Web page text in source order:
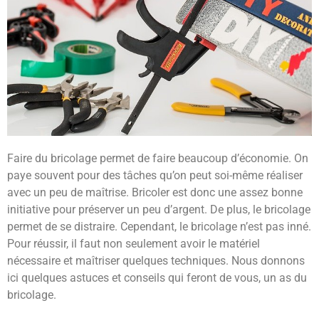
Faire du bricolage permet de faire beaucoup d’économie. On
paye souvent pour des tâches qu’on peut soi-même réaliser
avec un peu de maîtrise. Bricoler est donc une assez bonne
initiative pour préserver un peu d’argent. De plus, le bricolage
permet de se distraire. Cependant, le bricolage n’est pas inné.
Pour réussir, il faut non seulement avoir le matériel
nécessaire et maîtriser quelques techniques. Nous donnons
ici quelques astuces et conseils qui feront de vous, un as du
bricolage.